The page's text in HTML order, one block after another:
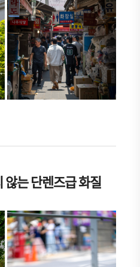
않는 단렌즈급 화질